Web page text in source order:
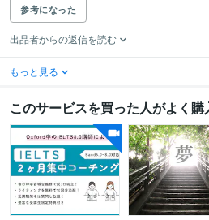
参考になった
出品者からの返信を読む
もっと見る
このサービスを買った人がよく